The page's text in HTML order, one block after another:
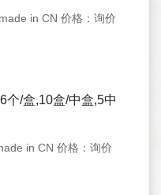
in CN 价格：询价
个/盒,10盒/中盒,5中
in CN 价格：询价